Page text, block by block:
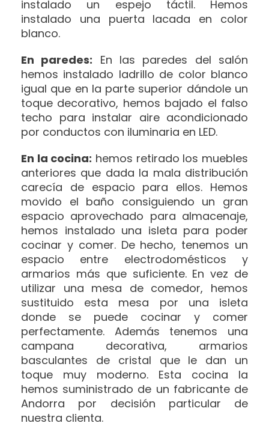
instalado un espejo táctil. Hemos
instalado una puerta lacada en color
blanco.
En paredes: En las paredes del salón
hemos instalado ladrillo de color blanco
igual que en la parte superior dándole un
toque decorativo, hemos bajado el falso
techo para instalar aire acondicionado
por conductos con iluminaria en LED.
En la cocina: hemos retirado los muebles
anteriores que dada la mala distribución
carecía de espacio para ellos. Hemos
movido el baño consiguiendo un gran
espacio aprovechado para almacenaje,
hemos instalado una isleta para poder
cocinar y comer. De hecho, tenemos un
espacio entre electrodomésticos y
armarios más que suficiente. En vez de
utilizar una mesa de comedor, hemos
sustituido esta mesa por una isleta
donde se puede cocinar y comer
perfectamente. Además tenemos una
campana decorativa, armarios
basculantes de cristal que le dan un
toque muy moderno. Esta cocina la
hemos suministrado de un fabricante de
Andorra por decisión particular de
nuestra clienta.